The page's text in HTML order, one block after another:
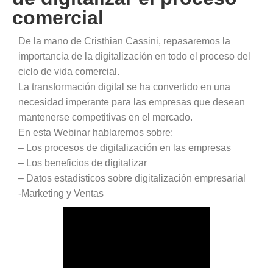
comercial
De la mano de Cristhian Cassini, repasaremos la
importancia de la digitalización en todo el proceso del
ciclo de vida comercial.
La transformación digital se ha convertido en una
necesidad imperante para las empresas que desean
mantenerse competitivas en el mercado.
En esta Webinar hablaremos sobre:
– Los procesos de digitalización en las empresas
– Los beneficios de digitalizar
– Datos estadísticos sobre digitalización empresarial
-Marketing y Ventas